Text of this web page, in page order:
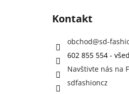
Kontakt
obchod@sd-
602 855 554 -
Navštivte nás na
sdfashioncz